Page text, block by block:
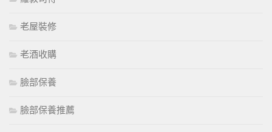
老屋裝修
老酒收購
臉部保養
臉部保養推薦